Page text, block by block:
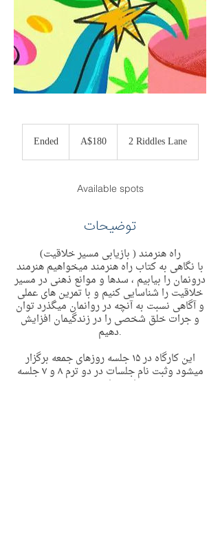
EndedE
n
Australian
dollarsA$180 2 Riddles Lane
Available spots
توضیحات
راه هنرمند ( بازیابی مسیر خلاقیت)
با نگاهی به کتاب راه هنرمند میخواهیم هنرمند
درونمان را بیابیم ، سدها و موانع ذهنی در مسیر
خلاقیت را شناسایی کنیم و با تمرین های عملی
و آگاهی نسبت به آنچه در روانمان میگذرد توان
و جرات خلق شخصی را در زندگیمان افزایش
دهیم.
این کارگاه در ١۵ جلسه روزهای جمعه برگزار
میشود وثبت نام جلسات در دو ترم ٨ و ٧ جلسه
ای خواهد بود.